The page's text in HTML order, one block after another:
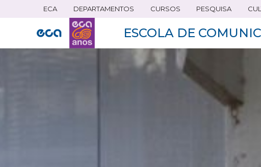
conteúdo
ECA DEPARTAMENTOS CURSOS PESQUISA
ESCOLA DE